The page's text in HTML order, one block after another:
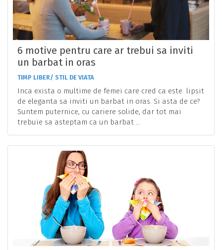
6 motive pentru care ar trebui sa inviti
un barbat in oras
TIMP LIBER/ STIL DE VIATA
Inca exista o multime de femei care cred ca este lipsit
de eleganta sa inviti un barbat in oras. Si asta de ce?
Suntem puternice, cu cariere solide, dar tot mai
trebuie sa asteptam ca un barbat ...